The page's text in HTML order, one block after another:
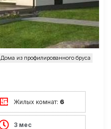
Дома из профилированного бруса
Жилых комнат: 6
3 мес